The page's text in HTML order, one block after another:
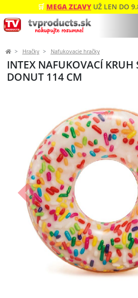
🛒 MEGA ZĽAVY UŽ LEN DO
Hračky Nafukovacie hračky
INTEX NAFUKOVACÍ KRUH
DONUT 114 CM
Predchádzajúci